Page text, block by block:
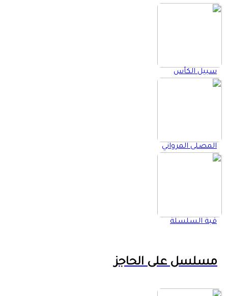
سبيل الكأس
المصلى المرواني
قبة السلسلة
مسلسل على الحاجز